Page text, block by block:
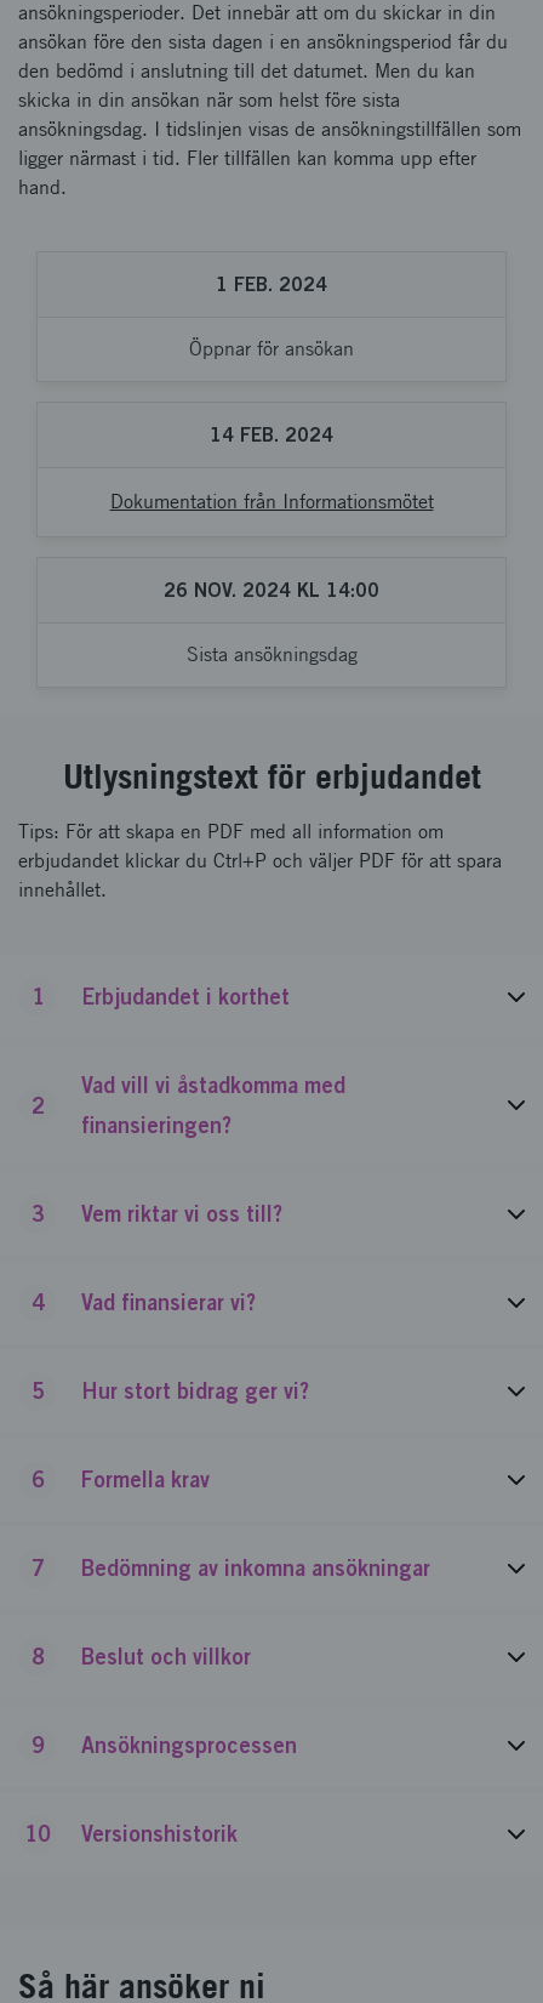
ansökningsperioder. Det innebär att om du skickar in din
ansökan före den sista dagen i en ansökningsperiod får du
den bedömd i anslutning till det datumet. Men du kan
skicka in din ansökan när som helst före sista
ansökningsdag. I tidslinjen visas de ansökningstillfällen som
ligger närmast i tid. Fler tillfällen kan komma upp efter
hand.
1 FEB. 2024
Öppnar för ansökan
14 FEB. 2024
Dokumentation från Informationsmötet
26 NOV. 2024 KL 14:00
Sista ansökningsdag
Utlysningstext för erbjudandet
Tips: För att skapa en PDF med all information om
erbjudandet klickar du Ctrl+P och väljer PDF för att spara
innehållet.
1 Erbjudandet i korthet
2
Vad vill vi åstadkomma med
finansieringen?
3 Vem riktar vi oss till?
4 Vad finansierar vi?
5 Hur stort bidrag ger vi?
6 Formella krav
7 Bedömning av inkomna ansökningar
8 Beslut och villkor
9 Ansökningsprocessen
10 Versionshistorik
Så här ansöker ni